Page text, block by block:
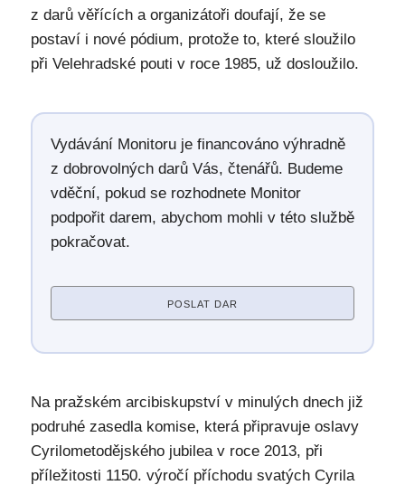
z darů věřících a organizátoři doufají, že se
postaví i nové pódium, protože to, které sloužilo
při Velehradské pouti v roce 1985, už dosloužilo.
Vydávání Monitoru je financováno výhradně
z dobrovolných darů Vás, čtenářů. Budeme
vděční, pokud se rozhodnete Monitor
podpořit darem, abychom mohli v této službě
pokračovat.
POSLAT DAR
Na pražském arcibiskupství v minulých dnech již
podruhé zasedla komise, která připravuje oslavy
Cyrilometodějského jubilea v roce 2013, při
příležitosti 1150. výročí příchodu svatých Cyrila